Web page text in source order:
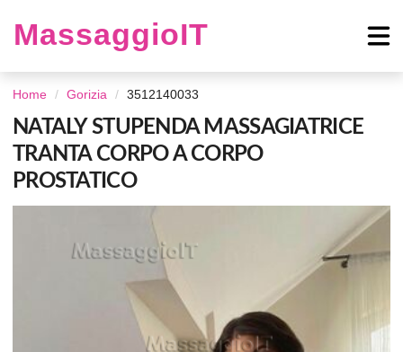
MassaggioIT
Home Gorizia 3512140033
NATALY STUPENDA MASSAGIATRICE
TRANTA CORPO A CORPO
PROSTATICO